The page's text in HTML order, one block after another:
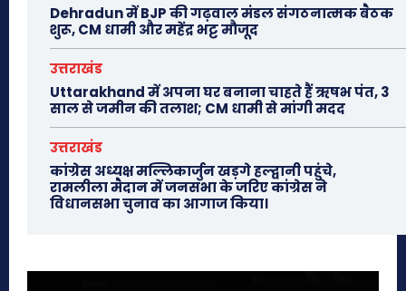
Dehradun में BJP की गढ़वाल मंडल संगठनात्मक बैठक
शुरू, CM धामी और महेंद्र भट्ट मौजूद
उत्तराखंड
Uttarakhand में अपना घर बनाना चाहते हैं ऋषभ पंत, 3
साल से जमीन की तलाश; CM धामी से मांगी मदद
उत्तराखंड
कांग्रेस अध्यक्ष मल्लिकार्जुन खड़गे हल्द्वानी पहुंचे,
रामलीला मैदान में जनसभा के जरिए कांग्रेस ने
विधानसभा चुनाव का आगाज किया।